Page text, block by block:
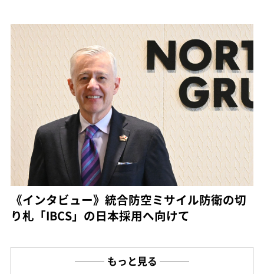
《インタビュー》統合防空ミサイル防衛の切
り札「IBCS」の日本採用へ向けて
もっと見る